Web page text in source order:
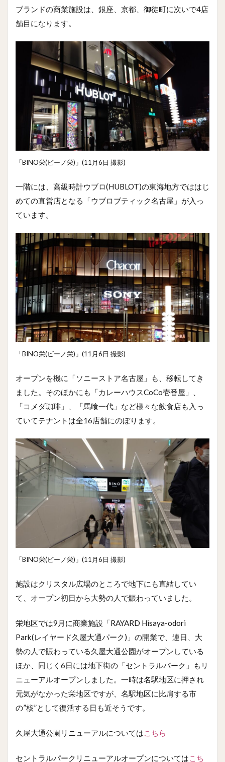
ブランドの商業施設は、銀座、京都、御徒町に次いで4店
舗目になります。
「BINO栄(ビーノ栄)」(11月6日 撮影)
一階には、高級時計ウブロ(HUBLOT)の東海地方でははじ
めての直営店となる「ウブロブティック名古屋」が入っ
ています。
「BINO栄(ビーノ栄)」(11月6日 撮影)
オープンを機に「ソニーストア名古屋」も、移転してき
ました。そのほかにも「カレーハウスCoCo壱番屋」、
「コメダ珈琲」、「馬喰一代」など様々な飲食店も入っ
ていてテナントは全16店舗にのぼります。
「BINO栄(ビーノ栄)」(11月6日 撮影)
施設はクリスタル広場のところで地下にも直結してい
て、オープン初日から大勢の人で賑わっていました。
栄地区では9月に商業施設「RAYARD Hisaya-odori
Park(レイヤード久屋大通パーク)」の開業で、連日、大
勢の人で賑わっている久屋大通公園がオープンしている
ほか、同じく6日には地下街の「セントラルパーク」もリ
ニューアルオープンしました。一時は名駅地区に押され
元気がなかった栄地区ですが、名駅地区に比肩する市
の”核”として復活する日も近そうです。
久屋大通公園リニューアルについてはこちら
セントラルパークリニューアルオープンについてはこち